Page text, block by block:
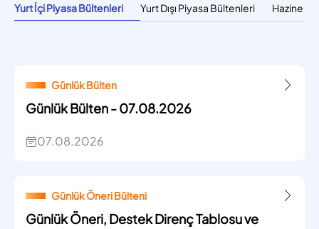
Yurt İçi Piyasa Bültenleri Yurt Dışı Piyasa Bültenleri Hazine
Günlük Bülten
Günlük Bülten - 07.08.2026
07.08.2026
Günlük Öneri Bülteni
Günlük Öneri, Destek Direnç Tablosu ve